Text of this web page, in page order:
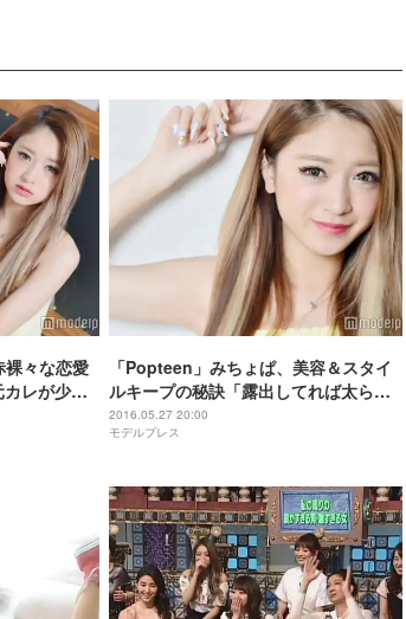
裸々な恋愛
レが少年
＜一問一答
「Popteen」みちょぱ、美容＆スタイ
ルキープの秘訣「露出してれば太らな
い！」＜一問一答で丸はだか＞
2016.05.27 20:00
モデルプレス